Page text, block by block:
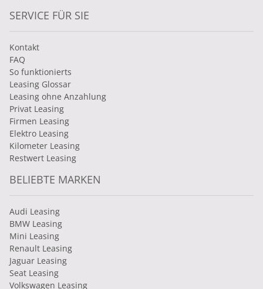
SERVICE FÜR SIE
Kontakt
FAQ
So funktionierts
Leasing Glossar
Leasing ohne Anzahlung
Privat Leasing
Firmen Leasing
Elektro Leasing
Kilometer Leasing
Restwert Leasing
BELIEBTE MARKEN
Audi Leasing
BMW Leasing
Mini Leasing
Renault Leasing
Jaguar Leasing
Seat Leasing
Volkswagen Leasing